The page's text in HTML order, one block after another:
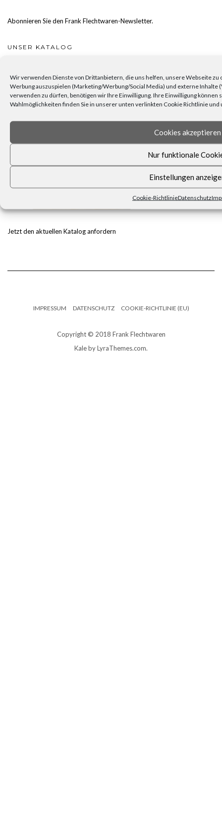
Wir verwenden Dienste von Drittanbietern, die uns helfen, unsere Webseite
Werbung auszuspielen (Marketing/Werbung/Social Media) und externe
verwenden zu dürfen, benötigen wir Ihre Einwilligung. Ihre Einwilligung
Wahlmöglichkeiten finden Sie in unserer unten verlinkten Cookie Richtlinie
Cookies akzeptieren
Nur funktionale
Einstellungen
Cookie-RichtlinieDatenschutz
Abonnieren Sie den Frank Flechtwaren-Newsletter.
UNSER KATALOG
Jetzt den aktuellen Katalog anfordern
IMPRESSUM DATENSCHUTZ COOKIE-RICHTLINIE (EU)
Copyright © 2018 Frank Flechtwaren
Kaleby LyraThemes.com.